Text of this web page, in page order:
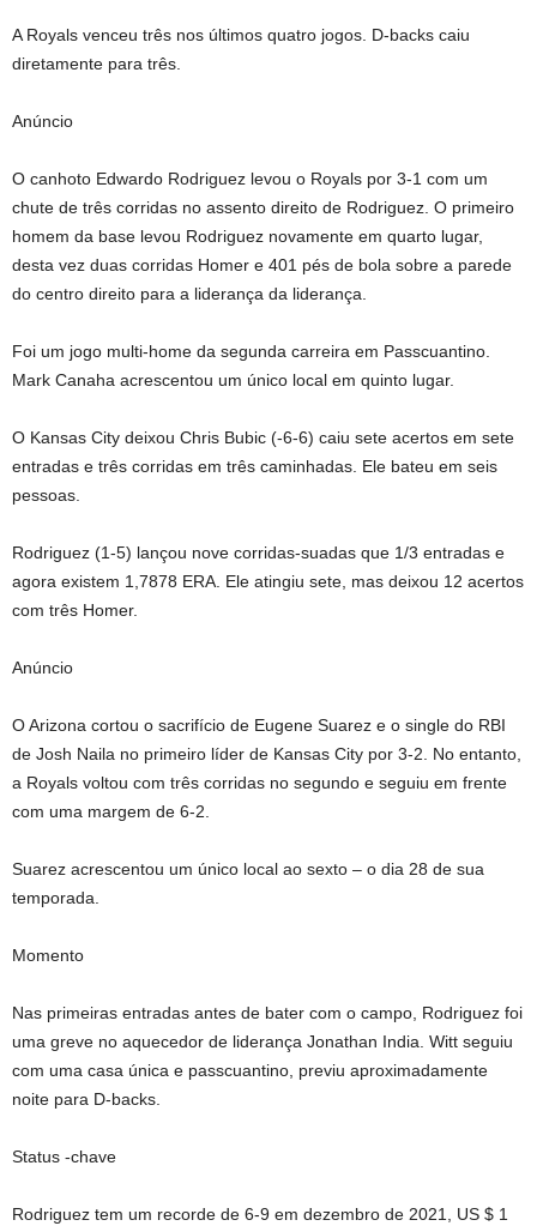
A Royals venceu três nos últimos quatro jogos. D-backs caiu
diretamente para três.
Anúncio
O canhoto Edwardo Rodriguez levou o Royals por 3-1 com um
chute de três corridas no assento direito de Rodriguez. O primeiro
homem da base levou Rodriguez novamente em quarto lugar,
desta vez duas corridas Homer e 401 pés de bola sobre a parede
do centro direito para a liderança da liderança.
Foi um jogo multi-home da segunda carreira em Passcuantino.
Mark Canaha acrescentou um único local em quinto lugar.
O Kansas City deixou Chris Bubic (-6-6) caiu sete acertos em sete
entradas e três corridas em três caminhadas. Ele bateu em seis
pessoas.
Rodriguez (1-5) lançou nove corridas-suadas que 1/3 entradas e
agora existem 1,7878 ERA. Ele atingiu sete, mas deixou 12 acertos
com três Homer.
Anúncio
O Arizona cortou o sacrifício de Eugene Suarez e o single do RBI
de Josh Naila no primeiro líder de Kansas City por 3-2. No entanto,
a Royals voltou com três corridas no segundo e seguiu em frente
com uma margem de 6-2.
Suarez acrescentou um único local ao sexto – o dia 28 de sua
temporada.
Momento
Nas primeiras entradas antes de bater com o campo, Rodriguez foi
uma greve no aquecedor de liderança Jonathan India. Witt seguiu
com uma casa única e passcuantino, previu aproximadamente
noite para D-backs.
Status -chave
Rodriguez tem um recorde de 6-9 em dezembro de 2021, US $ 1